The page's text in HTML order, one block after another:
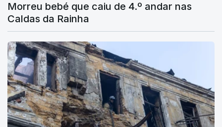
Morreu bebé que caiu de 4.º andar nas
Caldas da Rainha